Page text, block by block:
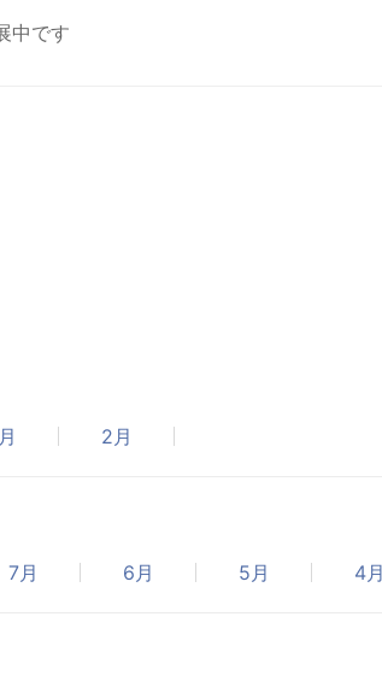
中です
2月
7月 6月 5月 4月